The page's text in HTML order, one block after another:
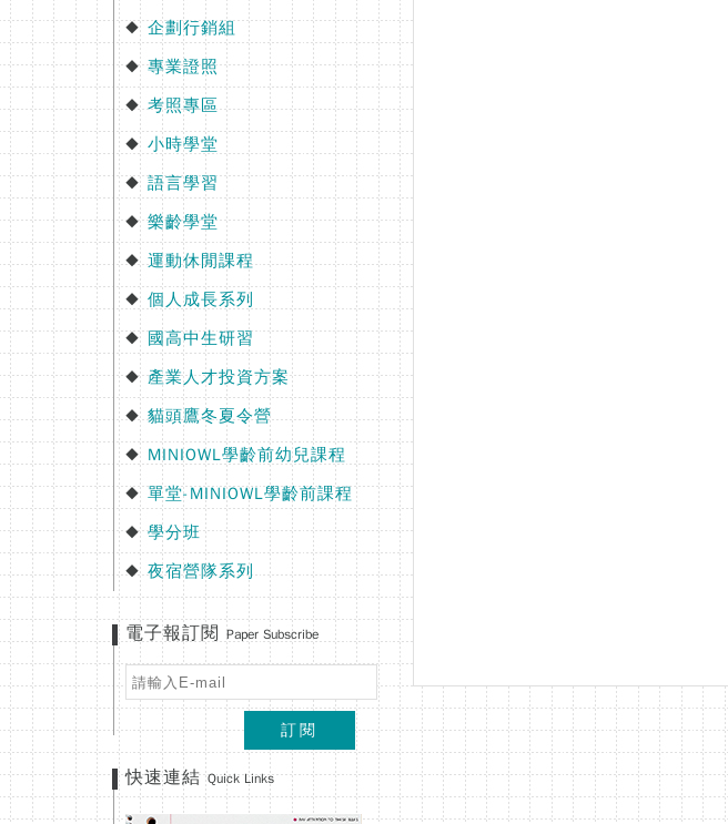
◆ 企劃行銷組
◆ 專業證照
◆ 考照專區
◆ 小時學堂
◆ 語言學習
◆ 樂齡學堂
◆ 運動休閒課程
◆ 個人成長系列
◆ 國高中生研習
◆ 產業人才投資方案
◆ 貓頭鷹冬夏令營
◆ MINIOWL學齡前幼兒課程
◆ 單堂-MINIOWL學齡前課程
◆ 學分班
◆ 夜宿營隊系列
電子報訂閱 Paper Subscribe
訂閱
快速連結Quick Links